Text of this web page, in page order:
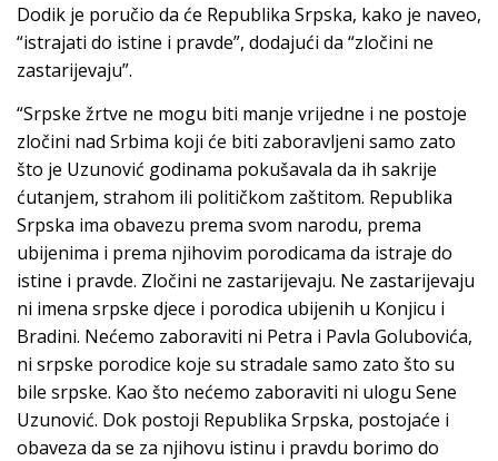
Dodik je poručio da će Republika Srpska, kako je naveo,
“istrajati do istine i pravde”, dodajući da “zločini ne
zastarijevaju”.
“Srpske žrtve ne mogu biti manje vrijedne i ne postoje
zločini nad Srbima koji će biti zaboravljeni samo zato
što je Uzunović godinama pokušavala da ih sakrije
ćutanjem, strahom ili političkom zaštitom. Republika
Srpska ima obavezu prema svom narodu, prema
ubijenima i prema njihovim porodicama da istraje do
istine i pravde. Zločini ne zastarijevaju. Ne zastarijevaju
ni imena srpske djece i porodica ubijenih u Konjicu i
Bradini. Nećemo zaboraviti ni Petra i Pavla Golubovića,
ni srpske porodice koje su stradale samo zato što su
bile srpske. Kao što nećemo zaboraviti ni ulogu Sene
Uzunović. Dok postoji Republika Srpska, postojaće i
obaveza da se za njihovu istinu i pravdu borimo do